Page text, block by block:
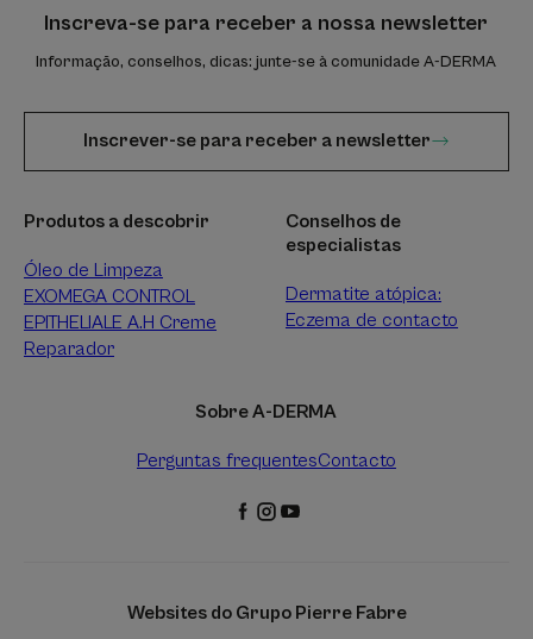
Inscreva-se para receber a nossa newsletter
Informação, conselhos, dicas: junte-se à comunidade A-DERMA
Inscrever-se para receber a newsletter
Produtos a descobrir
Óleo de Limpeza
EXOMEGA CONTROL
EPITHELIALE A.H Creme
Reparador
Conselhos de
especialistas
Dermatite atópica:
Eczema de contacto
Sobre A-DERMA
Perguntas frequentesContacto
Websites do Grupo Pierre Fabre